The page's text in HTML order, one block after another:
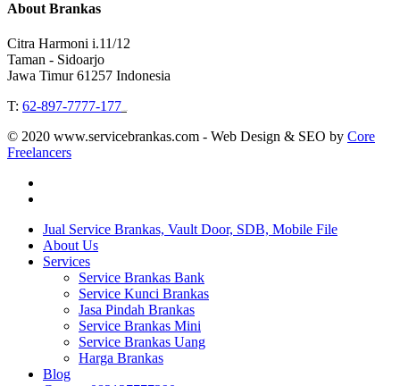
About Brankas
Citra Harmoni i.11/12
Taman - Sidoarjo
Jawa Timur 61257 Indonesia
T: 62-897-7777-177
© 2020 www.servicebrankas.com - Web Design & SEO by Core
Freelancers
Close
Menu
Jual Service Brankas, Vault Door, SDB, Mobile File
About Us
Services
Service Brankas Bank
Service Kunci Brankas
Jasa Pindah Brankas
Service Brankas Mini
Service Brankas Uang
Harga Brankas
Blog